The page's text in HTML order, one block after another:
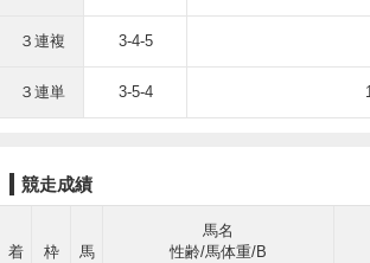
３連複 3-4-5
３連単 3-5-4
競走成績
着
枠
馬
馬名
性齢/馬体重/B